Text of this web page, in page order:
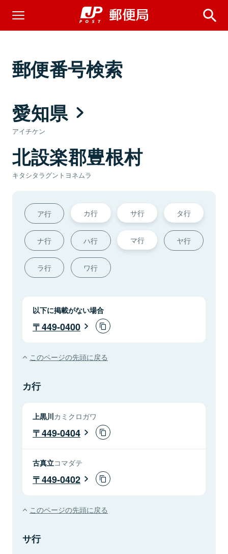
郵便番号検索
愛知県
アイチケン
北設楽郡豊根村
キタシタラグントヨネムラ
ア行 カ行 サ行 タ行
ナ行 ハ行 マ行 ヤ行
ラ行 ワ行
以下に掲載がない場合
449-0400
このページの先頭に戻る
カ行
上黒川カミクロガワ
449-0404
古真立コマダテ
449-0402
このページの先頭に戻る
サ行